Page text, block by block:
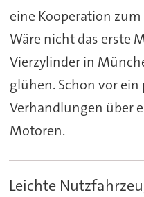
eine Kooperation
Wäre nicht das erste
Vierzylinder in
glühen. Schon vor ein
Verhandlungen über
Motoren.
Leichte